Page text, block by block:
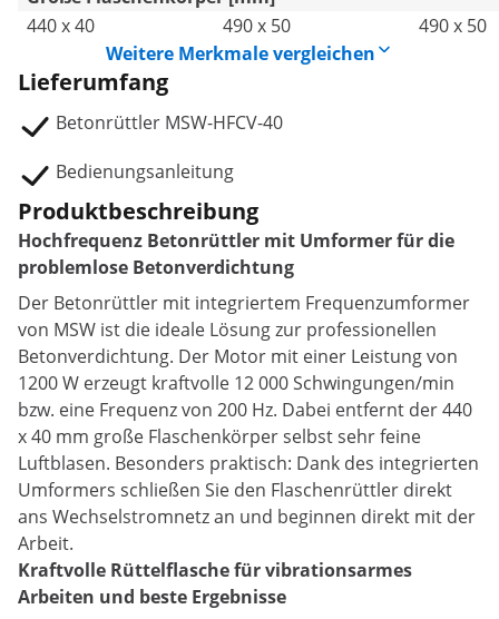
440 x 40
490 x 50
490 x 50
Weitere Merkmale vergleichen
Lieferumfang
Betonrüttler MSW-HFCV-40
Bedienungsanleitung
Produktbeschreibung
Hochfrequenz Betonrüttler mit Umformer für die
problemlose Betonverdichtung
Der Betonrüttler mit integriertem Frequenzumformer
von MSW ist die ideale Lösung zur professionellen
Betonverdichtung. Der Motor mit einer Leistung von
1200 W erzeugt kraftvolle 12 000 Schwingungen/min
bzw. eine Frequenz von 200 Hz. Dabei entfernt der 440
x 40 mm große Flaschenkörper selbst sehr feine
Luftblasen. Besonders praktisch: Dank des integrierten
Umformers schließen Sie den Flaschenrüttler direkt
ans Wechselstromnetz an und beginnen direkt mit der
Arbeit.
Kraftvolle Rüttelflasche für vibrationsarmes
Arbeiten und beste Ergebnisse